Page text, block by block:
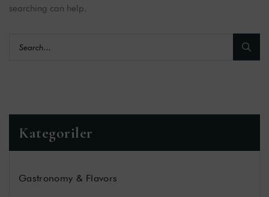
searching can help.
Kategoriler
Gastronomy & Flavors